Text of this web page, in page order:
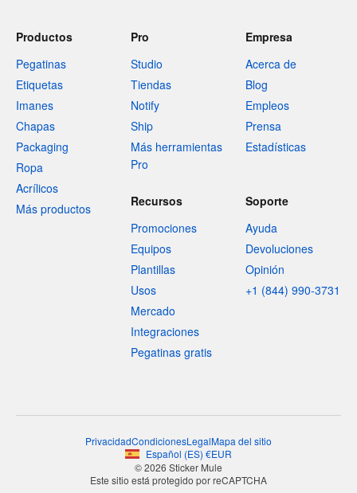
Productos
Pegatinas
Etiquetas
Imanes
Chapas
Packaging
Ropa
Acrílicos
Más productos
Pro
Studio
Tiendas
Notify
Ship
Más herramientas
Pro
Empresa
Acerca de
Blog
Empleos
Prensa
Estadísticas
Recursos
Promociones
Equipos
Plantillas
Usos
Mercado
Integraciones
Pegatinas gratis
Soporte
Ayuda
Devoluciones
Opinión
+1 (844) 990-3731
PrivacidadCondicionesLegalMapa del sitio
Español (ES) €EUR
© 2026 Sticker Mule
Este sitio está protegido por reCAPTCHA